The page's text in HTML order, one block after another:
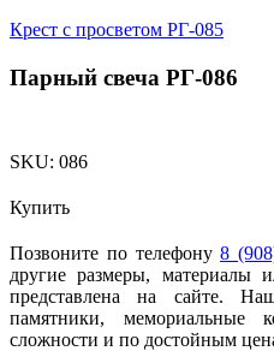
Крест с просветом РГ-085
Парный свеча РГ-086
SKU: 086
Купить
Позвоните по телефону8
другие размеры, материалы
представлена на сайте.
памятники, мемориальные
сложности и по достойным